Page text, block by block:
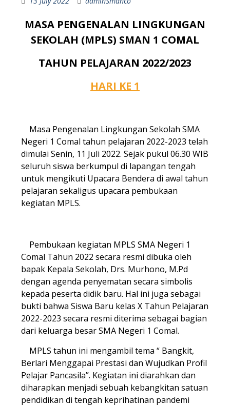
MASA PENGENALAN LINGKUNGAN
SEKOLAH (MPLS) SMAN 1 COMAL
TAHUN PELAJARAN 2022/2023
HARI KE 1
Masa Pengenalan Lingkungan Sekolah SMA
Negeri 1 Comal tahun pelajaran 2022-2023 telah
dimulai Senin, 11 Juli 2022. Sejak pukul 06.30 WIB
seluruh siswa berkumpul di lapangan tengah
untuk mengikuti Upacara Bendera di awal tahun
pelajaran sekaligus upacara pembukaan
kegiatan MPLS.
Pembukaan kegiatan MPLS SMA Negeri 1
Comal Tahun 2022 secara resmi dibuka oleh
bapak Kepala Sekolah, Drs. Murhono, M.Pd
dengan agenda penyematan secara simbolis
kepada peserta didik baru. Hal ini juga sebagai
bukti bahwa Siswa Baru kelas X Tahun Pelajaran
2022-2023 secara resmi diterima sebagai bagian
dari keluarga besar SMA Negeri 1 Comal.
MPLS tahun ini mengambil tema “ Bangkit,
Berlari Menggapai Prestasi dan Wujudkan Profil
Pelajar Pancasila”. Kegiatan ini diarahkan dan
diharapkan menjadi sebuah kebangkitan satuan
pendidikan di tengah keprihatinan pandemi